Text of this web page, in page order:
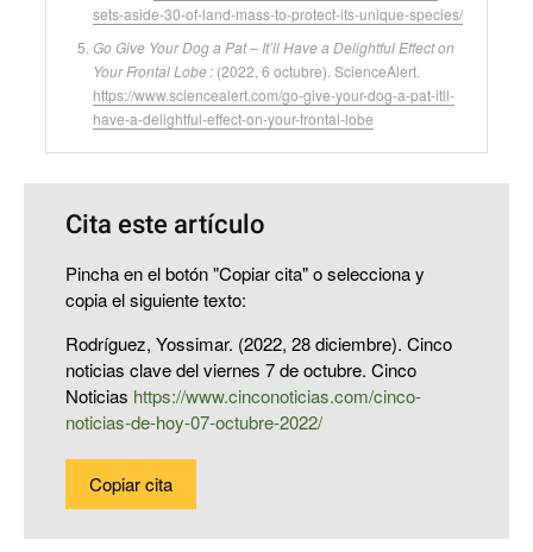
sets-aside-30-of-land-mass-to-protect-its-unique-species/
Go Give Your Dog a Pat – It’ll Have a Delightful Effect on
Your Frontal Lobe : (2022, 6 octubre). ScienceAlert.
https://www.sciencealert.com/go-give-your-dog-a-pat-itll-
have-a-delightful-effect-on-your-frontal-lobe
Cita este artículo
Pincha en el botón "Copiar cita" o selecciona y
copia el siguiente texto:
Rodríguez, Yossimar. (2022, 28 diciembre). Cinco
noticias clave del viernes 7 de octubre. Cinco
Noticias https://www.cinconoticias.com/cinco-
noticias-de-hoy-07-octubre-2022/
Copiar cita